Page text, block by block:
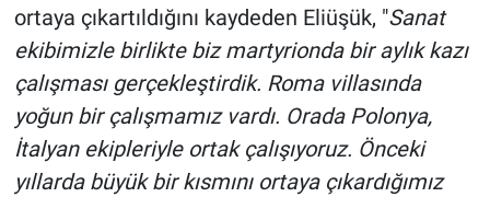
ortaya çıkartıldığını kaydeden Eliüşük, "Sanat
ekibimizle birlikte biz martyrionda bir aylık kazı
çalışması gerçekleştirdik. Roma villasında
yoğun bir çalışmamız vardı. Orada Polonya,
İtalyan ekipleriyle ortak çalışıyoruz. Önceki
yıllarda büyük bir kısmını ortaya çıkardığımız